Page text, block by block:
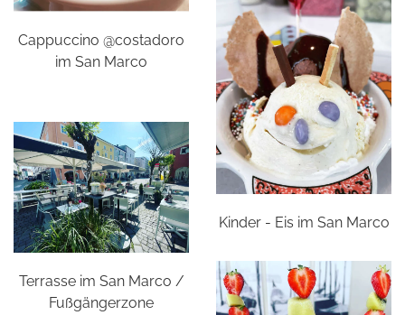
Cappuccino @costadoro
im San Marco
Terrasse im San Marco /
Fußgängerzone
Kinder - Eis im San Marco